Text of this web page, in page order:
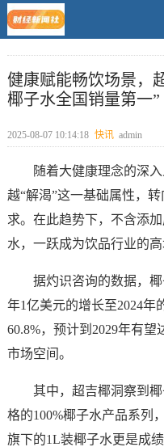
健康赋能畅饮场景，
椰子水全国销量第一”
2025-08-07 10:14:18 快讯 admin
随着大健康理念的深
越“解渴”这一基础属性，
求。在此趋势下，不含添
水，一跃成为饮品行业的高
据灼识咨询的数据，
年1亿美元的增长至2024年
60.8%，预计到2029年有
市场空间。
其中，超吉椰洞察到
格的100%椰子水产品系列
旗下的1L装椰子水更是成绩